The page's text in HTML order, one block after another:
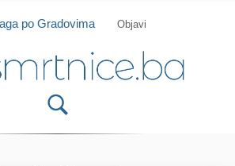
i IOS aplikaciju
po Gradovima Objavi